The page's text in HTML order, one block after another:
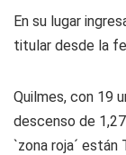
En su lugar
titular desde la
Quilmes, con 19
descenso de
`zona roja´ están